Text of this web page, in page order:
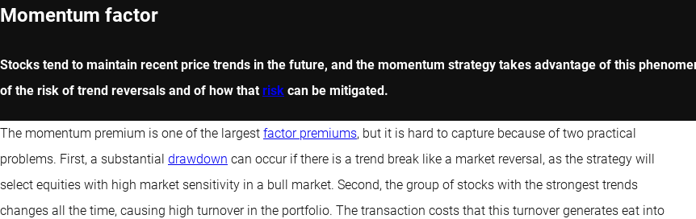
Momentum factor
Stocks tend to maintain recent price trends in the future, and the momentum strategy takes advantage of this
of the risk of trend reversals and of how that risk can be mitigated.
The momentum premium is one of the largest factor premiums, but it is hard to capture because of two practical
problems. First, a substantial drawdown can occur if there is a trend break like a market reversal, as the strategy will
select equities with high market sensitivity in a bull market. Second, the group of stocks with the strongest trends
changes all the time, causing high turnover in the portfolio. The transaction costs that this turnover generates eat into